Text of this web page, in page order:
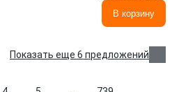
В корзину
Показать еще 6 предложений